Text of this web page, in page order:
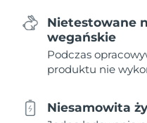
Nietestowane
wegańskie
Podczas
produktu nie
Niesamowita